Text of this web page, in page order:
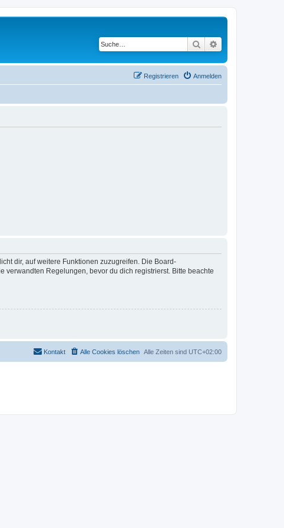
Suche
Anmelden
Registrieren
dir, auf weitere Funktionen zuzugreifen. Die Board-
Regelungen, bevor du dich registrierst. Bitte beachte
Alle Zeiten sind UTC+02:00
Alle Cookies löschen
Kontakt